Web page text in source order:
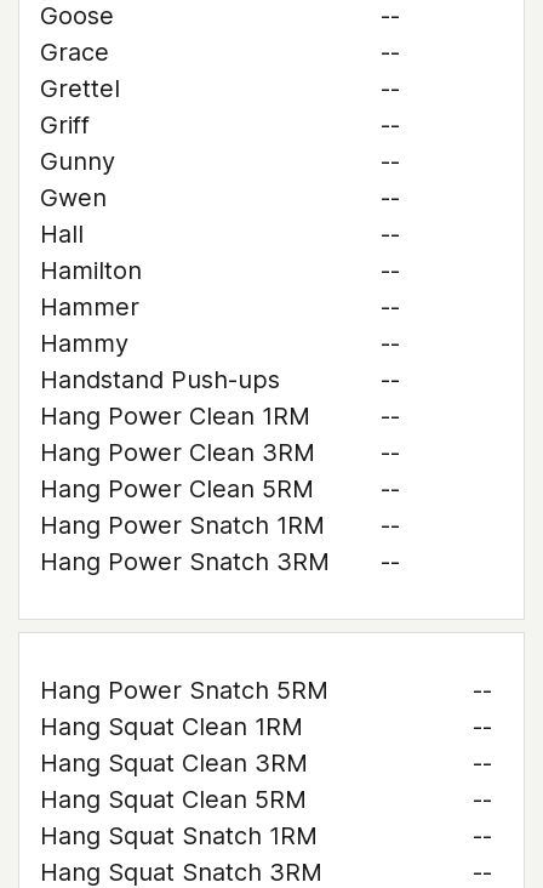
Goose
--
Grace
--
Grettel
--
Griff
--
Gunny
--
Gwen
--
Hall
--
Hamilton
--
Hammer
--
Hammy
--
Handstand Push-ups
--
Hang Power Clean 1RM
--
Hang Power Clean 3RM
--
Hang Power Clean 5RM
--
Hang Power Snatch 1RM
--
Hang Power Snatch 3RM
--
Hang Power Snatch 5RM
--
Hang Squat Clean 1RM
--
Hang Squat Clean 3RM
--
Hang Squat Clean 5RM
--
Hang Squat Snatch 1RM
--
Hang Squat Snatch 3RM
--